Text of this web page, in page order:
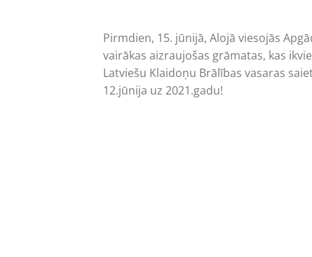
Pirmdien, 15. jūnijā, Alojā viesojās
vairākas aizraujošas grāmatas, kas
Latviešu Klaidoņu Brālības vasaras
12.jūnija uz 2021.gadu!